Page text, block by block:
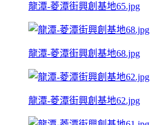
龍潭-菱潭街興創基地65.jpg
龍潭-菱潭街興創基地68.jpg
龍潭-菱潭街興創基地62.jpg